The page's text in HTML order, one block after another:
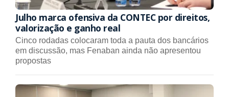
Julho marca ofensiva da CONTEC por direitos,
valorização e ganho real
Cinco rodadas colocaram toda a pauta dos bancários
em discussão, mas Fenaban ainda não apresentou
propostas